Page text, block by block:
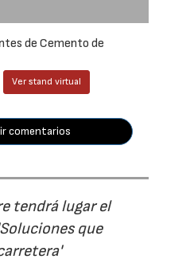
de Cemento de
Ver stand virtual
comentarios
tendrá lugar el
que